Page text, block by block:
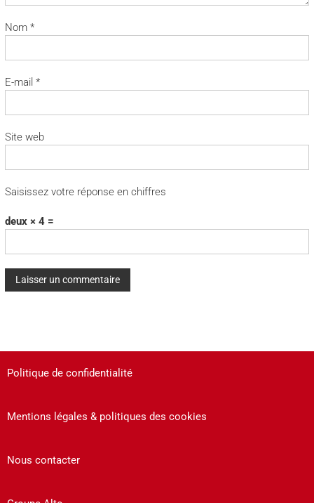
Nom *
E-mail *
Site web
Saisissez votre réponse en chiffres
deux × 4 =
r
t
e
Politique de confidentialité
Mentions légales & politiques des cookies
Nous contacter